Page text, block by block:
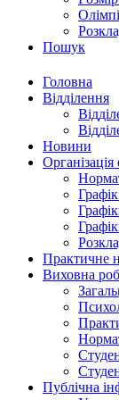
Пошук
Головна
Відділення
Новини
Практичне
Виховна
Публічна